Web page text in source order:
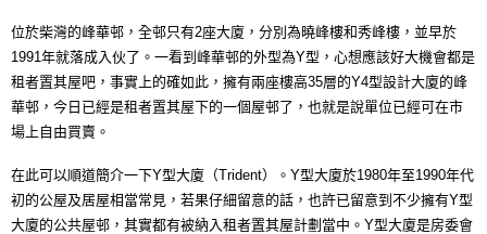
位於柴灣的峰華邨，全邨只有2座大廈，分別為曉峰樓和秀峰樓，並早於
1991年就落成入伙了。一看到峰華邨的外型為Y型，心想應該好大機會都是
租者置其屋吧，事實上的確如此，擁有兩座樓高35層的Y4型設計大廈的峰
華邨，今日已經是租者置其屋下的一個屋邨了，也就是說單位已經可在市
場上自由買賣。
在此可以順道簡介一下Y型大廈（Trident）。Y型大廈於1980年至1990年代
初的公屋及居屋相當常見，若果仔細留意的話，也許已留意到不少擁有Y型
大廈的公共屋邨，其實都有被納入租者置其屋計劃當中。Y型大廈是房委會